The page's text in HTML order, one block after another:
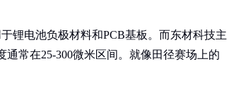
锂电池负极材料和PCB基板。而东材科技主
常在25-300微米区间。就像田径赛场上的